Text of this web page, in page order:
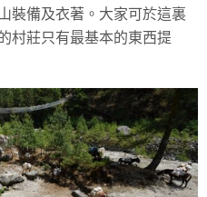
裝備及衣著。大家可於這裏
村莊只有最基本的東西提